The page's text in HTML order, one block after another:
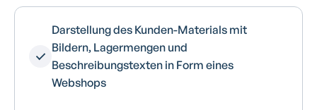
Darstellung des Kunden-Materials mit
Bildern, Lagermengen und
Beschreibungstexten in Form eines
Webshops